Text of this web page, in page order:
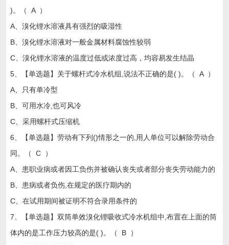
)。（ A ）
A、溴化锂水溶液具有强烈的吸湿性
B、溴化锂水溶液对一般金属材料腐蚀性较弱
C、溴化锂水溶液的温度过低或浓度过高，均容易发生结晶
5、【单选题】关于螺杆式冷水机组,说法不正确的是( )。（ A ）
A、只有单冷型
B、可用水冷,也可风冷
C、采用螺杆式压缩机
6、【单选题】劳动有下列()情形之一的,用人单位可以解除劳动合
同。（ C ）
A、患职业病或者因工负伤并被确认丧失或者部分丧失劳动能力的
B、患病或者负伤,在规定的医疗期内的
C、在试用期间被证明不符合录用条件的
7、【单选题】双筒单效溴化锂吸收式冷水机组中,布置在上面的筒
体内的是工作压力较高的是( )。（ B ）